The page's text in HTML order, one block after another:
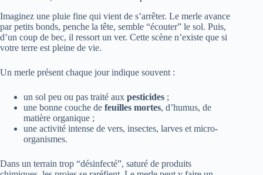
Imaginez une pluie fine qui vient de s’arrêter. Le merle avance
par petits bonds, penche la tête, semble “écouter” le sol. Puis,
d’un coup de bec, il ressort un ver. Cette scène n’existe que si
votre terre est pleine de vie.
Un merle présent chaque jour indique souvent :
un sol peu ou pas traité aux pesticides ;
une bonne couche de feuilles mortes, d’humus, de
matière organique ;
une activité intense de vers, insectes, larves et micro-
organismes.
Dans un terrain trop “désinfecté”, saturé de produits